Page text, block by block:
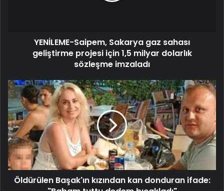
YENİLEME-Saipem, Sakarya gaz sahası
geliştirme projesi için 1,5 milyar dolarlık
sözleşme imzaladı
Öldürülen Başak'ın kızından kan donduran ifade: